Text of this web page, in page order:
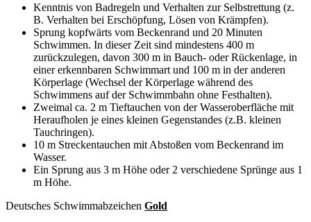
Kenntnis von Badregeln und Verhalten zur Selbstrettung (z.
B. Verhalten bei Erschöpfung, Lösen von Krämpfen).
Sprung kopfwärts vom Beckenrand und 20 Minuten
Schwimmen. In dieser Zeit sind mindestens 400 m
zurückzulegen, davon 300 m in Bauch- oder Rückenlage, in
einer erkennbaren Schwimmart und 100 m in der anderen
Körperlage (Wechsel der Körperlage während des
Schwimmens auf der Schwimmbahn ohne Festhalten).
Zweimal ca. 2 m Tieftauchen von der Wasseroberfläche mit
Heraufholen je eines kleinen Gegenstandes (z.B. kleinen
Tauchringen).
10 m Streckentauchen mit Abstoßen vom Beckenrand im
Wasser.
Ein Sprung aus 3 m Höhe oder 2 verschiedene Sprünge aus 1
m Höhe.
Deutsches Schwimmabzeichen Gold